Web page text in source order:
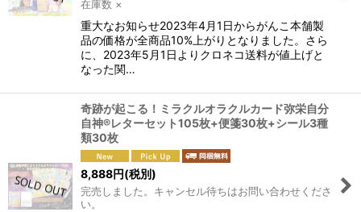
在庫数 ×
重大なお知らせ2023年4月1日からがんこ本舗製
品の価格が全商品10%上がりとなりました。さら
に、2023年5月1日よりクロネコ送料が値上げと
なった関…
奇跡が起こる！ミラクルオラクルカード弥栄自分
自神®レターセット105枚+便箋30枚+シール3種
類30枚
8,888円(税別)
完売しました。キャンセル待ちはお問い合わせくださ
い。